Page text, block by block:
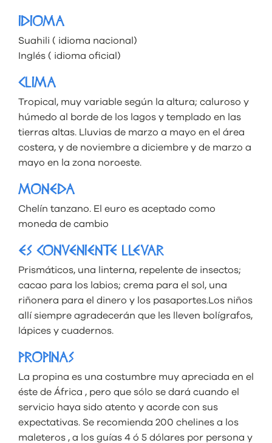
IDIOMA
Suahili ( idioma nacional)
Inglés ( idioma oficial)
CLIMA
Tropical, muy variable según la altura; caluroso y
húmedo al borde de los lagos y templado en las
tierras altas. Lluvias de marzo a mayo en el área
costera, y de noviembre a diciembre y de marzo a
mayo en la zona noroeste.
MONEDA
Chelín tanzano. El euro es aceptado como
moneda de cambio
ES CONVENIENTE LLEVAR
Prismáticos, una linterna, repelente de insectos;
cacao para los labios; crema para el sol, una
riñonera para el dinero y los pasaportes.Los niños
allí siempre agradecerán que les lleven bolígrafos,
lápices y cuadernos.
PROPINAS
La propina es una costumbre muy apreciada en el
éste de África , pero que sólo se dará cuando el
servicio haya sido atento y acorde con sus
expectativas. Se recomienda 200 chelines a los
maleteros , a los guías 4 ó 5 dólares por persona y